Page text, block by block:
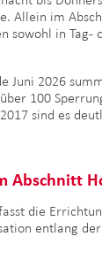
Allein im
sowohl in
Juni 2026
100
sind es
Abschnitt
die
entlang